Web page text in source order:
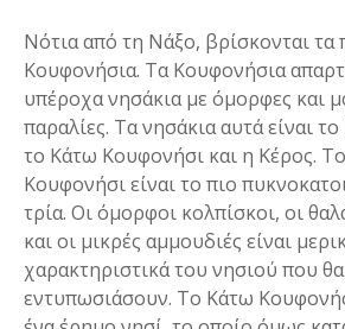
Νότια από τη Νάξο, βρίσκονται τα
Κουφονήσια. Τα Κουφονήσια
υπέροχα νησάκια με όμορφες και
παραλίες. Τα νησάκια αυτά είναι
το Κάτω Κουφονήσι και η Κέρος.
Κουφονήσι είναι το πιο
τρία. Οι όμορφοι κολπίσκοι, οι
και οι μικρές αμμουδιές είναι
χαρακτηριστικά του νησιού που
εντυπωσιάσουν. Το Κάτω